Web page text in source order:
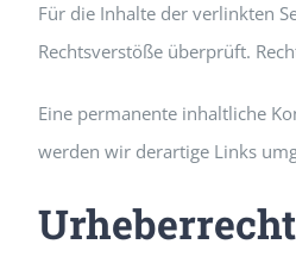
Für die Inhalte der verlinkten
Rechtsverstöße überprüft.
Eine permanente inhaltliche
werden wir derartige Links
Urheberrecht